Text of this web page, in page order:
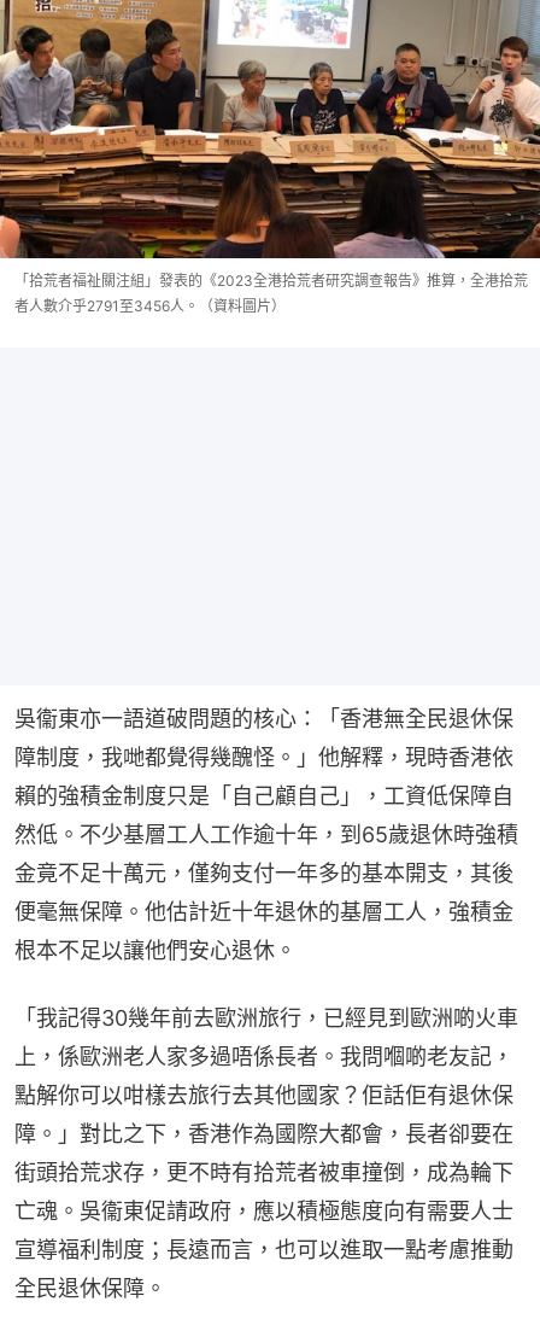
「拾荒者福祉關注組」發表的《2023全港拾荒者研究調查報告》推算，全港拾荒
者人數介乎2791至3456人。（資料圖片）
吳衞東亦一語道破問題的核心：「香港無全民退休保
障制度，我哋都覺得幾醜怪。」他解釋，現時香港依
賴的強積金制度只是「自己顧自己」，工資低保障自
然低。不少基層工人工作逾十年，到65歲退休時強積
金竟不足十萬元，僅夠支付一年多的基本開支，其後
便毫無保障。他估計近十年退休的基層工人，強積金
根本不足以讓他們安心退休。
「我記得30幾年前去歐洲旅行，已經見到歐洲啲火車
上，係歐洲老人家多過唔係長者。我問嗰啲老友記，
點解你可以咁樣去旅行去其他國家？佢話佢有退休保
障。」對比之下，香港作為國際大都會，長者卻要在
街頭拾荒求存，更不時有拾荒者被車撞倒，成為輪下
亡魂。吳衞東促請政府，應以積極態度向有需要人士
宣導福利制度；長遠而言，也可以進取一點考慮推動
全民退休保障。